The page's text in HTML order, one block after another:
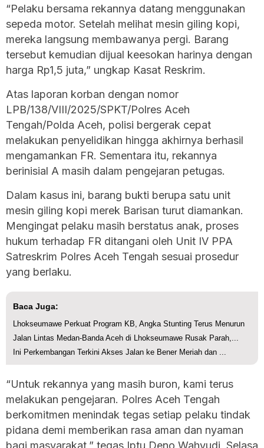
“Pelaku bersama rekannya datang menggunakan
sepeda motor. Setelah melihat mesin giling kopi,
mereka langsung membawanya pergi. Barang
tersebut kemudian dijual keesokan harinya dengan
harga Rp1,5 juta,” ungkap Kasat Reskrim.
Atas laporan korban dengan nomor
LPB/138/VIII/2025/SPKT/Polres Aceh
Tengah/Polda Aceh, polisi bergerak cepat
melakukan penyelidikan hingga akhirnya berhasil
mengamankan FR. Sementara itu, rekannya
berinisial A masih dalam pengejaran petugas.
Dalam kasus ini, barang bukti berupa satu unit
mesin giling kopi merek Barisan turut diamankan.
Mengingat pelaku masih berstatus anak, proses
hukum terhadap FR ditangani oleh Unit IV PPA
Satreskrim Polres Aceh Tengah sesuai prosedur
yang berlaku.
Baca Juga:
Lhokseumawe Perkuat Program KB, Angka Stunting Terus Menurun
Jalan Lintas Medan-Banda Aceh di Lhokseumawe Rusak Parah,...
Ini Perkembangan Terkini Akses Jalan ke Bener Meriah dan ...
“Untuk rekannya yang masih buron, kami terus
melakukan pengejaran. Polres Aceh Tengah
berkomitmen menindak tegas setiap pelaku tindak
pidana demi memberikan rasa aman dan nyaman